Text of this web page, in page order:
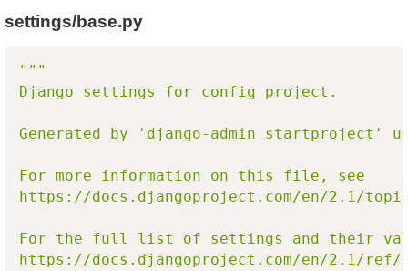
settings/base.py
"""
Django settings for config project.
Generated by 'django-admin startproject'
For more information on this file, see
https://docs.djangoproject.com/en/2.1/
For the full list of settings and their
https://docs.djangoproject.com/en/2.1/